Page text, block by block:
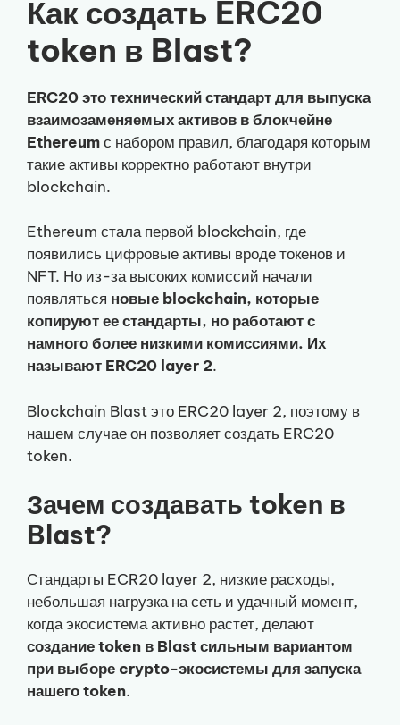
Как создать ERC20
token в Blast?
ERC20 это технический стандарт для выпуска
взаимозаменяемых активов в блокчейне
Ethereumс набором правил, благодаря которым
такие активы корректно работают внутри
blockchain.
Ethereum стала первой blockchain, где
появились цифровые активы вроде токенов и
NFT. Но из-за высоких комиссий начали
появляться новые blockchain, которые
копируют ее стандарты, но работают с
намного более низкими комиссиями. Их
называют ERC20 layer 2.
Blockchain Blast это ERC20 layer 2, поэтому в
нашем случае он позволяет создать ERC20
token.
Зачем создавать token в
Blast?
Стандарты ECR20 layer 2, низкие расходы,
небольшая нагрузка на сеть и удачный момент,
когда экосистема активно растет, делают
создание token в Blast сильным вариантом
при выборе crypto-экосистемы для запуска
нашего token.